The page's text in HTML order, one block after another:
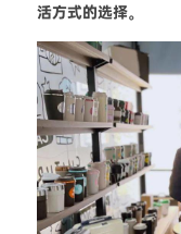
活方式的选择。